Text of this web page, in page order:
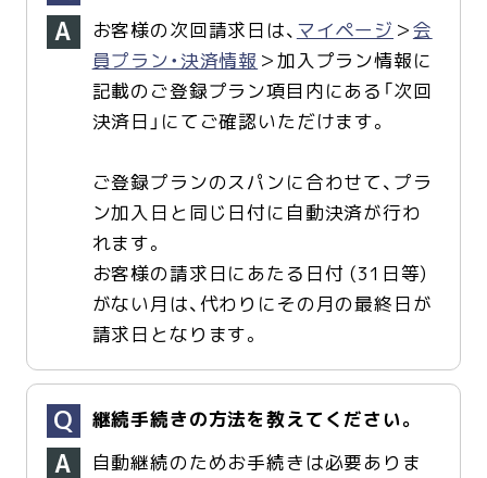
お客様の次回請求日は、 マイページ ＞会
員プラン・決済情報 ＞加入プラン情報に
記載のご登録プラン項目内にある「次回
決済日」にてご確認いただけます。
ご登録プランのスパンに合わせて、プラ
ン加入日と同じ日付に自動決済が行わ
れます。
お客様の請求日にあたる日付 (31日等)
がない月は、代わりにその月の最終日が
請求日となります。
継続手続きの方法を教えてください。
自動継続のためお手続きは必要ありま